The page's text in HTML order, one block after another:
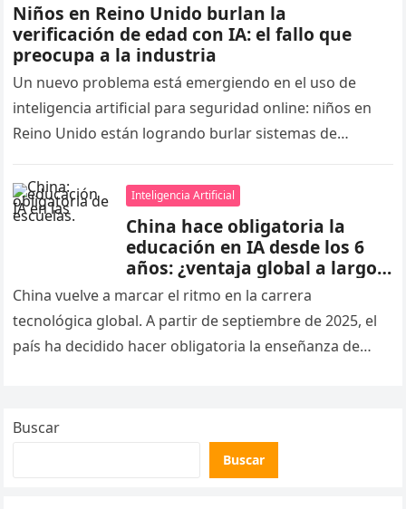
Niños en Reino Unido burlan la
verificación de edad con IA: el fallo que
preocupa a la industria
Un nuevo problema está emergiendo en el uso de
inteligencia artificial para seguridad online: niños en
Reino Unido están logrando burlar sistemas de
Inteligencia Artificial
China hace obligatoria la
educación en IA desde los 6
años: ¿ventaja global a largo
plazo?
China vuelve a marcar el ritmo en la carrera
tecnológica global. A partir de septiembre de 2025, el
país ha decidido hacer obligatoria la enseñanza de
Buscar
Buscar